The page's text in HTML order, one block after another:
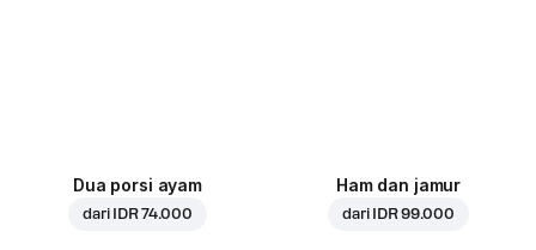
Dua porsi ayam
dari IDR 74.000
Ham dan jamur
dari IDR 99.000